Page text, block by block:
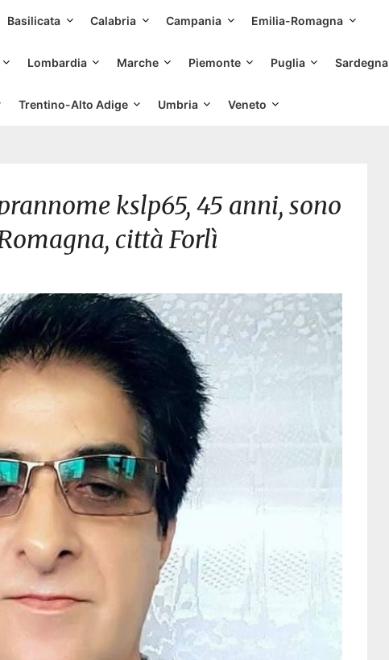
Basilicata Calabria Campania Emilia-Romagna
Lombardia Marche Piemonte Puglia Sardegna
Trentino-Alto Adige Umbria Veneto
kslp65, 45 anni, sono
città Forlì